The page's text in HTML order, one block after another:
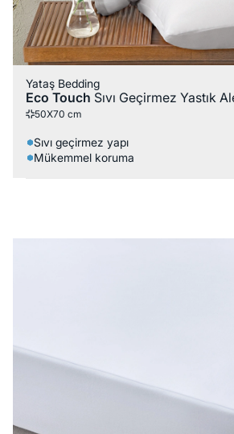
Yataş Bedding
Eco Touch Sıvı Geçirmez Yastık
50X70 cm
Sıvı geçirmez yapı
Mükemmel koruma